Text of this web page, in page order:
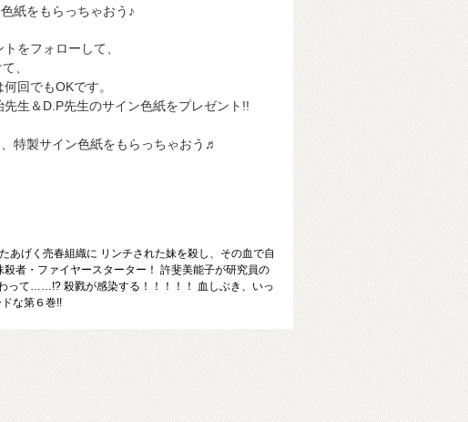
紙をもらっちゃおう♪
をフォローして、
、
回でもOKです。
生＆D.P先生のサイン色紙をプレゼント!!
特製サイン色紙をもらっちゃおう♬
あげく売春組織に リンチされた妹を殺し、その血で自
者・ファイヤースターター！ 許斐美能子が研究員の
って……!? 殺戮が感染する！！！！！ 血しぶき、いっ
な第６巻!!